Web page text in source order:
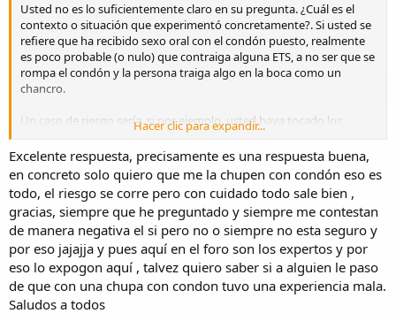
Usted no es lo suficientemente claro en su pregunta. ¿Cuál es el
contexto o situación que experimentó concretamente?. Si usted se
refiere que ha recibido sexo oral con el condón puesto, realmente
es poco probable (o nulo) que contraiga alguna ETS, a no ser que se
rompa el condón y la persona traiga algo en la boca como un
chancro.
Un caso de riesgo sería, si por ejemplo, usted haya tocado los
genitales de la persona y despues se haya quitado el condón o
agarrado la boca. Ese tipo de cruce sí es riesgoso.
Siga prácticas sexuales seguras, higiénicas y no haga caso de
comentarios. Un enjuage bucal no evita la transmisión de ETS. Debe
evitar el contacto directo de fluidos en las mucosas. El condón es lo
mejor que puede emplear.
Las prostitutas deberían de informarle también sobre sus chequeos
continuos de ETS, pregunteles. Debe de verificar usted también el
estado que guardan, puede detectarlo si presentan un olor fetido
en los genitales, verrugas o granos.
Hacer clic para expandir...
Excelente respuesta, precisamente es una respuesta buena,
en concreto solo quiero que me la chupen con condón eso es
todo, el riesgo se corre pero con cuidado todo sale bien ,
gracias, siempre que he preguntado y siempre me contestan
de manera negativa el si pero no o siempre no esta seguro y
por eso jajajja y pues aquí en el foro son los expertos y por
eso lo expogon aquí , talvez quiero saber si a alguien le paso
de que con una chupa con condon tuvo una experiencia mala.
Saludos a todos